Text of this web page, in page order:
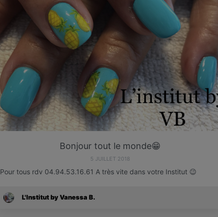
Bonjour tout le monde😁
5 JUILLET 2018
Pour tous rdv 04.94.53.16.61 A très vite dans votre Institut 😉
L'Institut by Vanessa B.